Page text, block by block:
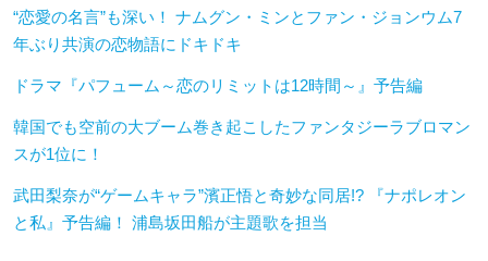
“恋愛の名言”も深い！ ナムグン・ミンとファン・ジョンウム7
年ぶり共演の恋物語にドキドキ
ドラマ『パフューム～恋のリミットは12時間～』予告編
韓国でも空前の大ブーム巻き起こしたファンタジーラブロマン
スが1位に！
武田梨奈が“ゲームキャラ”濱正悟と奇妙な同居!? 『ナポレオン
と私』予告編！ 浦島坂田船が主題歌を担当